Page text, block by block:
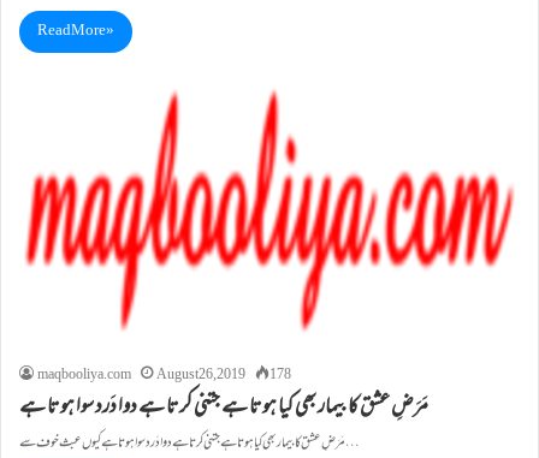
Read More »
maqbooliya.com August 26, 2019 178
مَرَضِ عشق کا بیمار بھی کیا ہوتا ہے جتنی کرتا ہے دوا دَرد سوا ہوتا ہے
مَرَضِ عشق کا بیمار بھی کیا ہوتا ہے جتنی کرتا ہے دوا دَرد سوا ہوتا ہے کیوں عبث خوف سے…